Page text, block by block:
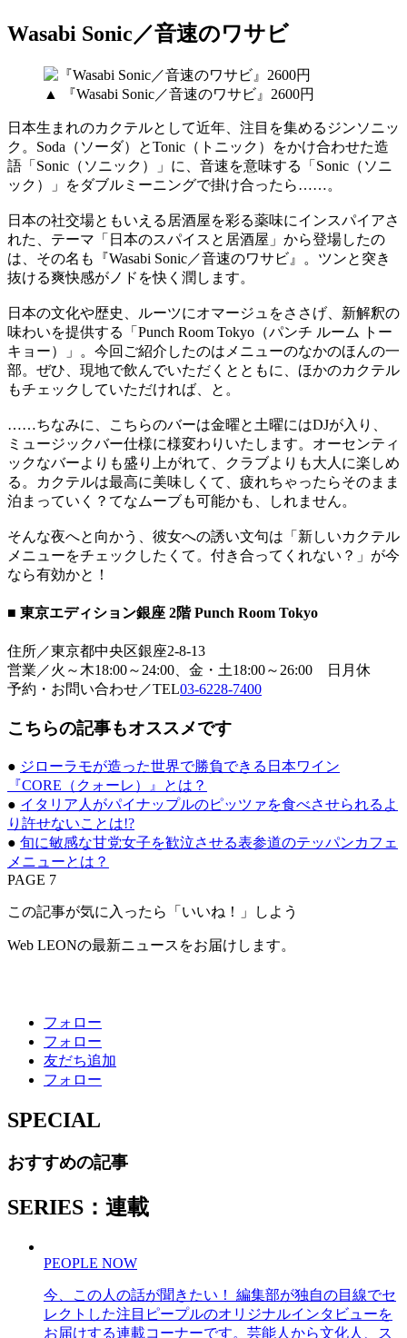
Wasabi Sonic／音速のワサビ
▲ 『Wasabi Sonic／音速のワサビ』2600円
日本生まれのカクテルとして近年、注目を集めるジンソニッ
ク。Soda（ソーダ）とTonic（トニック）をかけ合わせた造
語「Sonic（ソニック）」に、音速を意味する「Sonic（ソニ
ック）」をダブルミーニングで掛け合ったら……。
日本の社交場ともいえる居酒屋を彩る薬味にインスパイアさ
れた、テーマ「日本のスパイスと居酒屋」から登場したの
は、その名も『Wasabi Sonic／音速のワサビ』。ツンと突き
抜ける爽快感がノドを快く潤します。
日本の文化や歴史、ルーツにオマージュをささげ、新解釈の
味わいを提供する「Punch Room Tokyo（パンチ ルーム トー
キョー）」。今回ご紹介したのはメニューのなかのほんの一
部。ぜひ、現地で飲んでいただくとともに、ほかのカクテル
もチェックしていただければ、と。
……ちなみに、こちらのバーは金曜と土曜にはDJが入り、
ミュージックバー仕様に様変わりいたします。オーセンティ
ックなバーよりも盛り上がれて、クラブよりも大人に楽しめ
る。カクテルは最高に美味しくて、疲れちゃったらそのまま
泊まっていく？てなムーブも可能かも、しれません。
そんな夜へと向かう、彼女への誘い文句は「新しいカクテル
メニューをチェックしたくて。付き合ってくれない？」が今
なら有効かと！
■ 東京エディション銀座 2階 Punch Room Tokyo
住所／東京都中央区銀座2-8-13
営業／火～木18:00～24:00、金・土18:00～26:00 日月休
予約・お問い合わせ／TEL03-6228-7400
こちらの記事もオススメです
● ジローラモが造った世界で勝負できる日本ワイン
『CORE（クォーレ）』とは？
● イタリア人がパイナップルのピッツァを食べさせられるよ
り許せないことは!?
● 旬に敏感な甘党女子を歓泣させる表参道のテッパンカフェ
メニューとは？
PAGE 7
この記事が気に入ったら「いいね！」しよう
Web LEONの最新ニュースをお届けします。
フォロー
フォロー
友だち追加
フォロー
SPECIAL
おすすめの記事
SERIES：連載
PEOPLE NOW
今、この人の話が聞きたい！ 編集部が独自の目線でセ
レクトした注目ピープルのオリジナルインタビューを
お届けする連載コーナーです。芸能人から文化人、ス